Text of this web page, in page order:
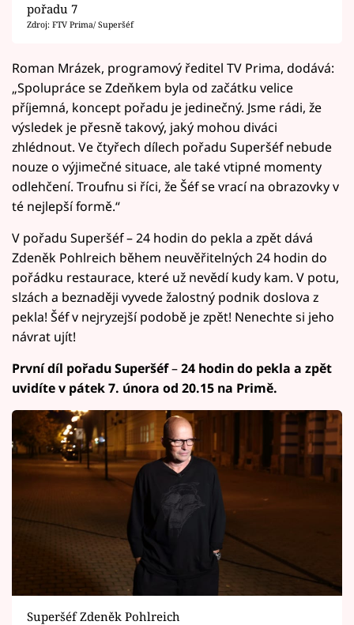
pořadu 7
Zdroj: FTV Prima/ Superšéf
Roman Mrázek, programový ředitel TV Prima, dodává:
„Spolupráce se Zdeňkem byla od začátku velice
příjemná, koncept pořadu je jedinečný. Jsme rádi, že
výsledek je přesně takový, jaký mohou diváci
zhlédnout. Ve čtyřech dílech pořadu Superšéf nebude
nouze o výjimečné situace, ale také vtipné momenty
odlehčení. Troufnu si říci, že Šéf se vrací na obrazovky v
té nejlepší formě.“
V pořadu Superšéf – 24 hodin do pekla a zpět dává
Zdeněk Pohlreich během neuvěřitelných 24 hodin do
pořádku restaurace, které už nevědí kudy kam. V potu,
slzách a beznaději vyvede žalostný podnik doslova z
pekla! Šéf v nejryzejší podobě je zpět! Nenechte si jeho
návrat ujít!
První díl pořadu Superšéf–24 hodin do pekla a zpět
uvidíte v pátek 7. února od 20.15 na Primě.
Superšéf Zdeněk Pohlreich